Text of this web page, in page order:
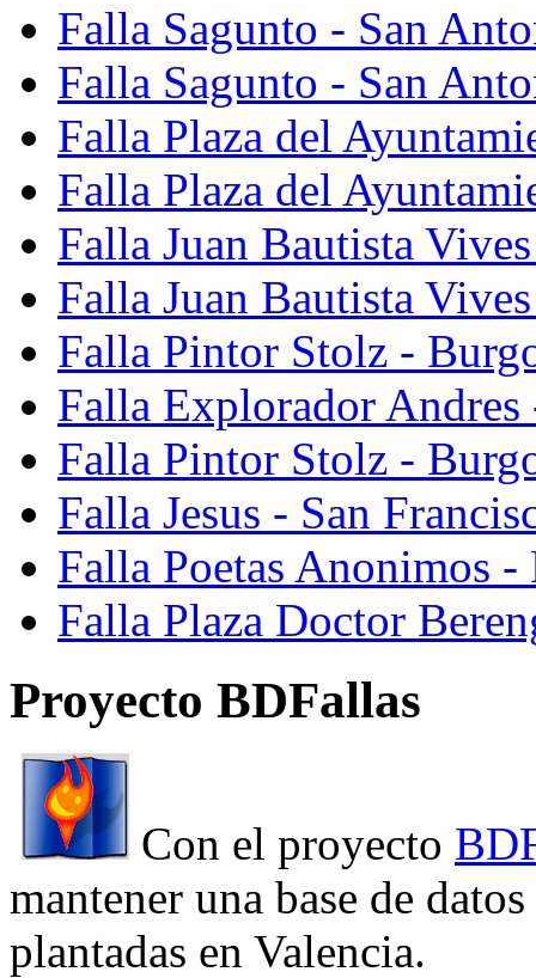
Falla Sagunto - San
Falla Sagunto - San
Falla Plaza del
Falla Plaza del
Falla Juan Bautista
Falla Juan Bautista
Falla Pintor Stolz -
Falla Explorador Andres
Falla Pintor Stolz -
Falla Jesus - San
Falla Poetas Anonimos
Falla Plaza Doctor
Proyecto BDFallas
Con el proyecto
mantener una base de
plantadas en Valencia.